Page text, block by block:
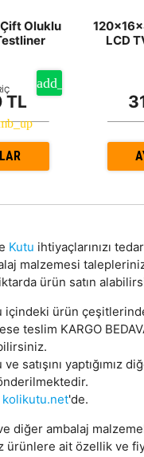
Oluklu
TL
LCD
Kutu ihtiyaçlarınızı
malzemesi
ürün satın
içindeki ürün
teslim KARGO
ve satışını
kolikutu.net'de.
diğer ambalaj
ürünlere ait özellik ve